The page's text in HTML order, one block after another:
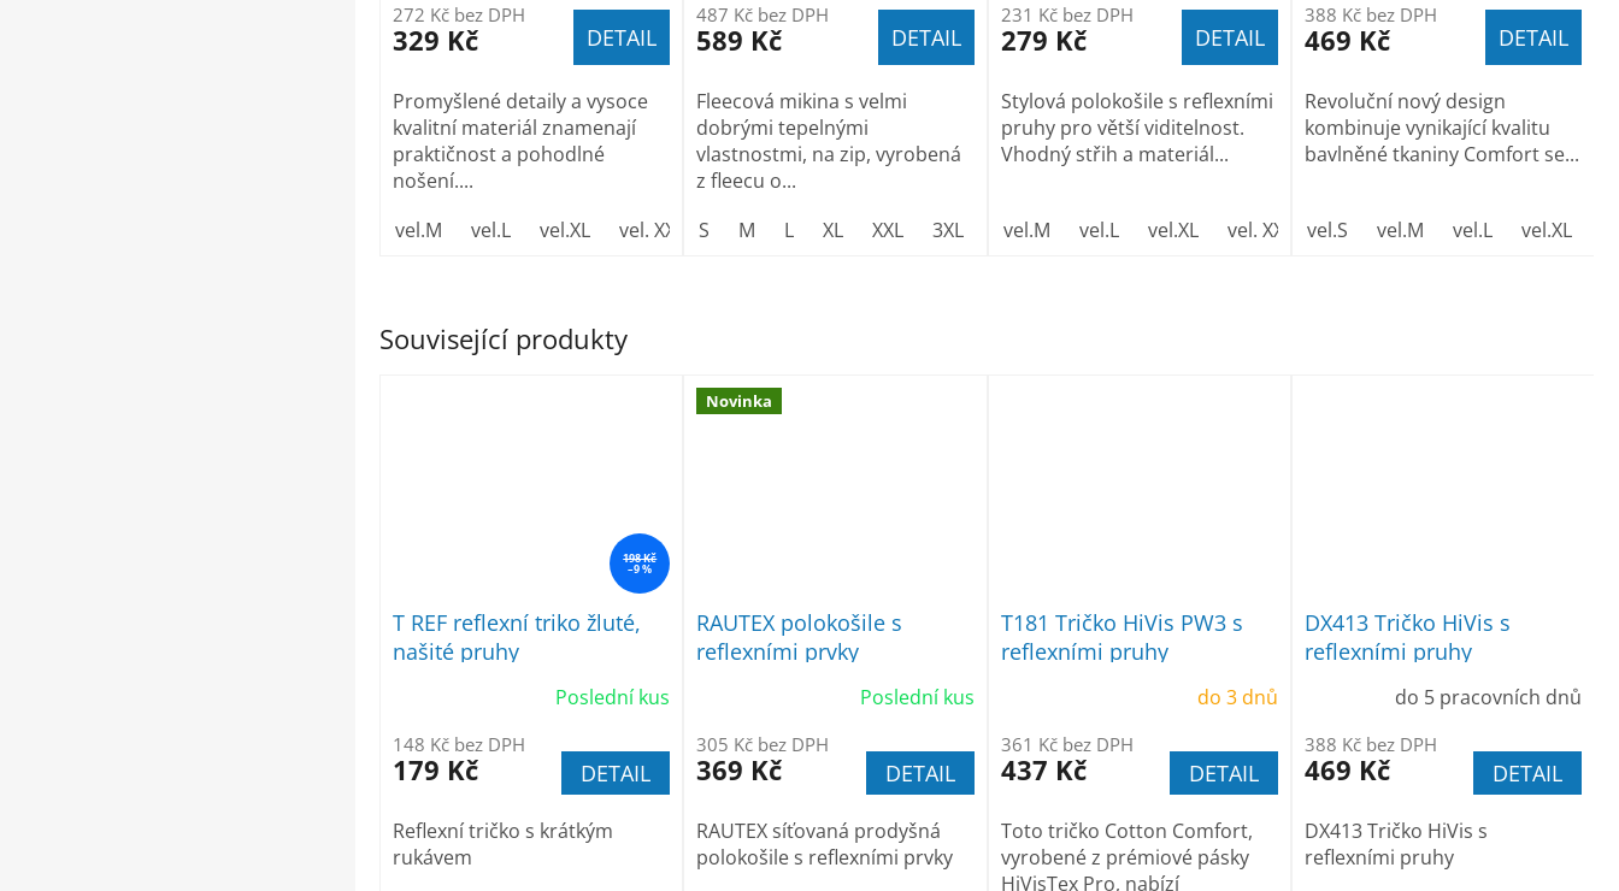
Související produkty
198 Kč
–9 %
T REF reflexní triko žluté,
našité pruhy
Poslední kus
148 Kč bez DPH
179 Kč DETAIL
Reflexní tričko s krátkým
rukávem
Novinka
RAUTEX polokošile s
reflexními prvky
Poslední kus
305 Kč bez DPH
369 Kč DETAIL
RAUTEX síťovaná prodyšná
polokošile s reflexními prvky
T181 Tričko HiVis PW3 s
reflexními pruhy
do 3 dnů
361 Kč bez DPH
437 Kč DETAIL
Toto tričko Cotton Comfort,
vyrobené z prémiové pásky
HiVisTex Pro, nabízí
DX413 Tričko HiVis s
reflexními pruhy
do 5 pracovních dnů
388 Kč bez DPH
469 Kč DETAIL
DX413 Tričko HiVis s
reflexními pruhy
272 Kč bez DPH
329 Kč DETAIL
Promyšlené detaily a vysoce
kvalitní materiál znamenají
praktičnost a pohodlné
nošení....
vel.M
vel.L vel.XL vel. XXL
487 Kč bez DPH
589 Kč DETAIL
Fleecová mikina s velmi
dobrými tepelnými
vlastnostmi, na zip, vyrobená
z fleecu o...
S
M L XL XXL 3XL
231 Kč bez DPH
279 Kč DETAIL
Stylová polokošile s reflexními
pruhy pro větší viditelnost.
Vhodný střih a materiál...
vel.M vel.L vel.XL vel. XXL
388 Kč bez DPH
469 Kč DETAIL
Revoluční nový design
kombinuje vynikající kvalitu
bavlněné tkaniny Comfort se...
vel.S vel.M vel.L vel.XL